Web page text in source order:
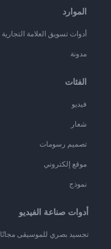
الموارد
أدوات تسويق العلامة التجارية
مدونة
الفئات
فيديو
شعار
تصميم رسومات
موقع إلكتروني
نموذج
أدوات صناعة الفيديو
تجسيد بصري للموسيقى مجانًا